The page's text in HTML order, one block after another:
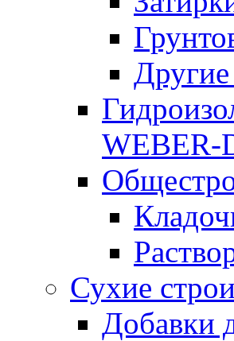
WEBER-
Сухие
Добавки